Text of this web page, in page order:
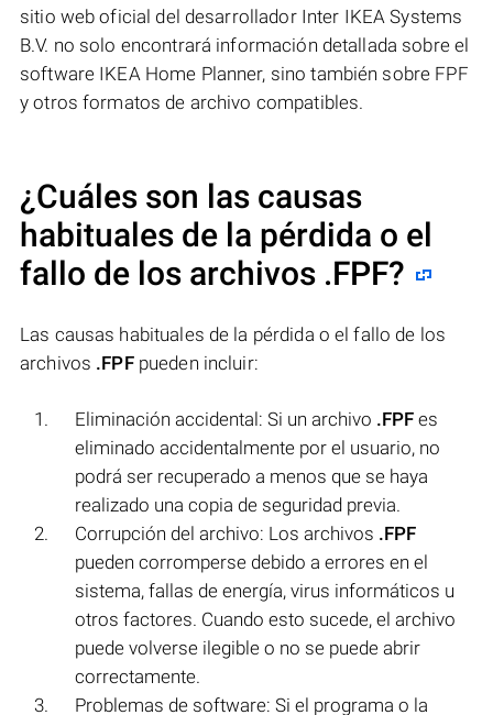
sitio web oficial del desarrollador Inter IKEA Systems
B.V. no solo encontrará información detallada sobre el
software IKEA Home Planner, sino también sobre FPF
y otros formatos de archivo compatibles.
¿Cuáles son las causas
habituales de la pérdida o el
fallo de los archivos .FPF?
Las causas habituales de la pérdida o el fallo de los
archivos .FPFpueden incluir:
Eliminación accidental: Si un archivo .FPF es
eliminado accidentalmente por el usuario, no
podrá ser recuperado a menos que se haya
realizado una copia de seguridad previa.
Corrupción del archivo: Los archivos .FPF
pueden corromperse debido a errores en el
sistema, fallas de energía, virus informáticos u
otros factores. Cuando esto sucede, el archivo
puede volverse ilegible o no se puede abrir
correctamente.
Problemas de software: Si el programa o la